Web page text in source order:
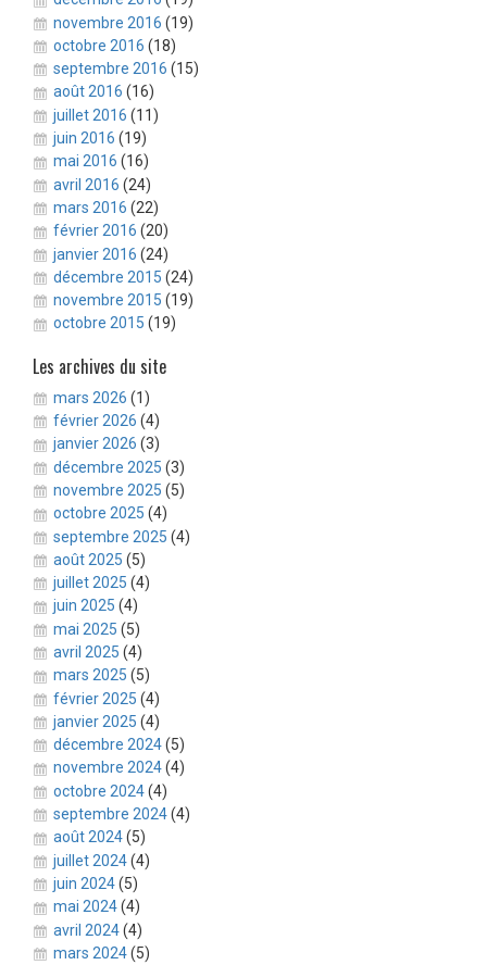
novembre 2016 (19)
octobre 2016 (18)
septembre 2016 (15)
août 2016 (16)
juillet 2016 (11)
juin 2016 (19)
mai 2016 (16)
avril 2016 (24)
mars 2016 (22)
février 2016 (20)
janvier 2016 (24)
décembre 2015 (24)
novembre 2015 (19)
octobre 2015 (19)
Les archives du site
mars 2026 (1)
février 2026 (4)
janvier 2026 (3)
décembre 2025 (3)
novembre 2025 (5)
octobre 2025 (4)
septembre 2025 (4)
août 2025 (5)
juillet 2025 (4)
juin 2025 (4)
mai 2025 (5)
avril 2025 (4)
mars 2025 (5)
février 2025 (4)
janvier 2025 (4)
décembre 2024(5)
novembre 2024(4)
octobre 2024(4)
septembre 2024(4)
août 2024(5)
juillet 2024(4)
juin 2024(5)
mai 2024(4)
avril 2024(4)
mars 2024(5)